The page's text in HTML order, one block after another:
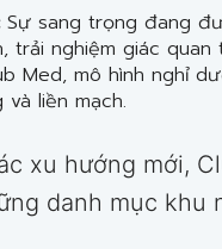
Sự sang trọng đang
trải nghiệm giác
Med, mô hình nghỉ
liền mạch.
xu hướng mới,
danh mục khu